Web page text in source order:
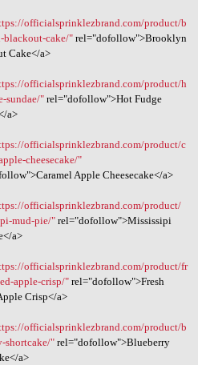
officialsprinklezbrand.com/product/b
blackout-cake/"rel="dofollow">Brooklyn
Cake</a>
officialsprinklezbrand.com/product/h
sundae/"rel="dofollow">Hot Fudge
a>
officialsprinklezbrand.com/product/c
cheesecake/"
Apple Cheesecake</a>
officialsprinklezbrand.com/product/
mud-pie/"rel="dofollow">Mississipi
a>
officialsprinklezbrand.com/product/fr
apple-crisp/"rel="dofollow">Fresh
Crisp</a>
officialsprinklezbrand.com/product/b
shortcake/"rel="dofollow">Blueberry
a>